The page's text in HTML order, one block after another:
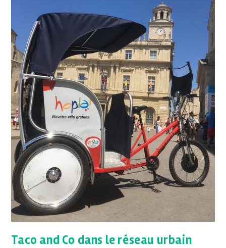
Taco and Co dans le réseau urbain